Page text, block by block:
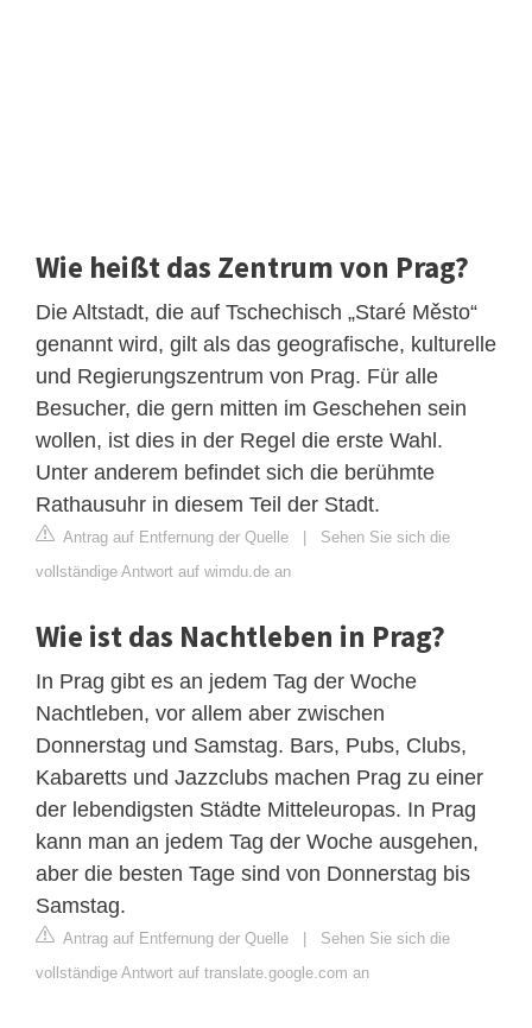
Wie heißt das Zentrum von Prag?
Die Altstadt, die auf Tschechisch „Staré Město“
genannt wird, gilt als das geografische, kulturelle
und Regierungszentrum von Prag. Für alle
Besucher, die gern mitten im Geschehen sein
wollen, ist dies in der Regel die erste Wahl.
Unter anderem befindet sich die berühmte
Rathausuhr in diesem Teil der Stadt.
Antrag auf Entfernung der Quelle
Sehen Sie sich die
vollständige Antwort auf wimdu.de an
Wie ist das Nachtleben in Prag?
In Prag gibt es an jedem Tag der Woche
Nachtleben, vor allem aber zwischen
Donnerstag und Samstag. Bars, Pubs, Clubs,
Kabaretts und Jazzclubs machen Prag zu einer
der lebendigsten Städte Mitteleuropas. In Prag
kann man an jedem Tag der Woche ausgehen,
aber die besten Tage sind von Donnerstag bis
Samstag.
Antrag auf Entfernung der Quelle
Sehen Sie sich die
vollständige Antwort auf translate.google.com an